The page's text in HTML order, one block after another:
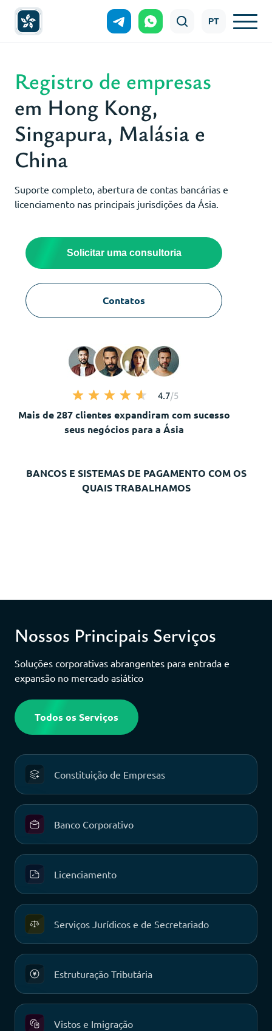
PT
Registro de empresas
em Hong Kong,
Singapura, Malásia e
China
Suporte completo, abertura de contas bancárias e
licenciamento nas principais jurisdições da Ásia.
Solicitar uma consultoria
Contatos
4.7/5
Mais de 287 clientes expandiram com sucesso
seus negócios para a Ásia
BANCOS E SISTEMAS DE PAGAMENTO COM OS
QUAIS TRABALHAMOS
Nossos Principais Serviços
Soluções corporativas abrangentes para entrada e
expansão no mercado asiático
Todos os Serviços
Constituição de Empresas
Banco Corporativo
Licenciamento
Serviços Jurídicos e de Secretariado
Estruturação Tributária
Vistos e Imigração